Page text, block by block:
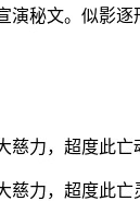
秘文。似影
力，超度此亡
力，超度此亡